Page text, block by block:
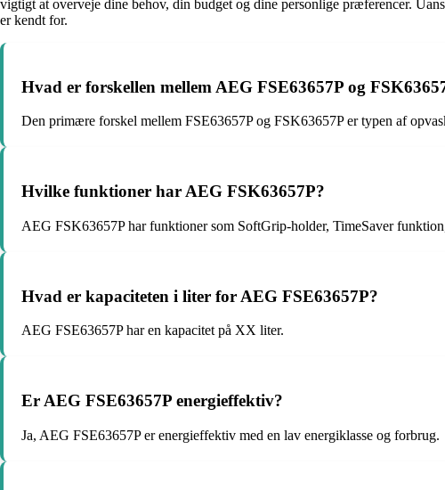
vigtigt at overveje dine behov, din budget og dine personlige præferencer.
er kendt for.
Hvad er forskellen mellem AEG FSE63657P og
Den primære forskel mellem FSE63657P og FSK63657P er typen af
Hvilke funktioner har AEG FSK63657P?
AEG FSK63657P har funktioner som SoftGrip-holder, TimeSaver
Hvad er kapaciteten i liter for AEG FSE63657P?
AEG FSE63657P har en kapacitet på XX liter.
Er AEG FSE63657P energieffektiv?
Ja, AEG FSE63657P er energieffektiv med en lav energiklasse og forbrug.